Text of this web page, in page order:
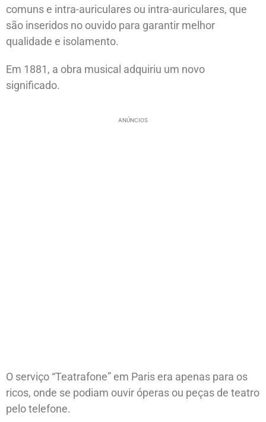
comuns e intra-auriculares ou intra-auriculares, que
são inseridos no ouvido para garantir melhor
qualidade e isolamento.
Em 1881, a obra musical adquiriu um novo
significado.
ANÚNCIOS
O serviço “Teatrafone” em Paris era apenas para os
ricos, onde se podiam ouvir óperas ou peças de teatro
pelo telefone.